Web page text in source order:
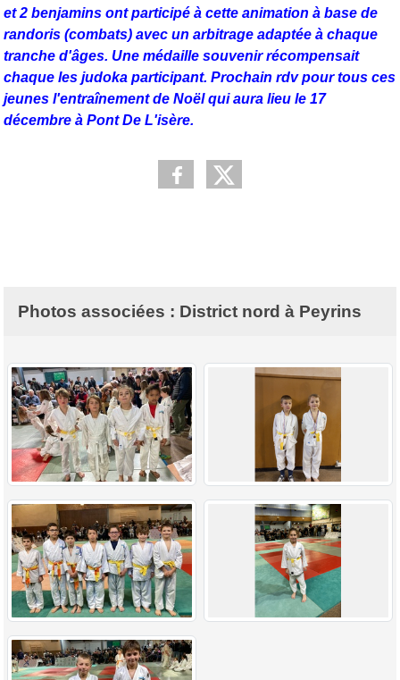
et 2 benjamins ont participé à cette animation à base de
randoris (combats) avec un arbitrage adaptée à chaque
tranche d'âges. Une médaille souvenir récompensait
chaque les judoka participant. Prochain rdv pour tous ces
jeunes l'entraînement de Noël qui aura lieu le 17
décembre à Pont De L'isère.
Photos associées : District nord à Peyrins